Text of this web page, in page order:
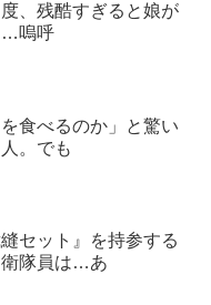
度、残酷すぎると娘が
…嗚呼
を食べるのか」と驚い
。でも
縫セット』を持参する
衛隊員は…あ